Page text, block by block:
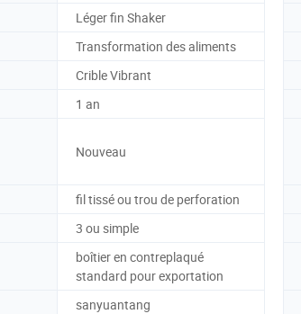
Léger fin Shaker
Transformation des aliments
Crible Vibrant
1 an
Nouveau
fil tissé ou trou de perforation
3 ou simple
boîtier en contreplaqué
standard pour exportation
sanyuantang